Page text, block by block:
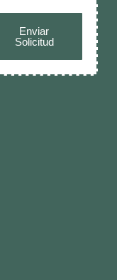
Enviar
Solicitud